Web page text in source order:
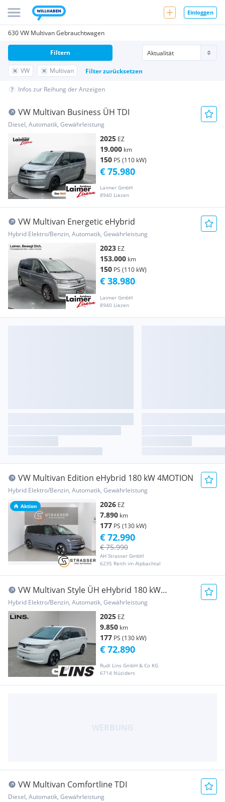
Einloggen
630 VW Multivan Gebrauchtwagen
VW Multivan Filter zurücksetzen
Filtern
Infos zur Reihung der Anzeigen
VW Multivan Business ÜH TDI
Diesel, Automatik, Gewährleistung
2025 EZ
19.000 km
150 PS (110 kW)
Laimer GmbH
8940 Liezen
€ 75.980
VW Multivan Energetic eHybrid
Hybrid Elektro/Benzin, Automatik, Gewährleistung
2023 EZ
153.000 km
150 PS (110 kW)
Laimer GmbH
8940 Liezen
€ 38.980
Aktion
VW Multivan Edition eHybrid 180 kW 4MOTION
Hybrid Elektro/Benzin, Automatik, Gewährleistung
2026 EZ
7.890 km
177 PS (130 kW)
AH Strasser GmbH
6235 Reith im Alpbachtal
€ 75.990
€ 72.990
VW Multivan Style ÜH eHybrid 180 kW
4MOTION
Hybrid Elektro/Benzin, Automatik, Gewährleistung
2025 EZ
9.850 km
177 PS (130 kW)
Rudi Lins GmbH & Co KG
6714 Nüziders
€ 72.890
VW Multivan Comfortline TDI
Diesel, Automatik, Gewährleistung